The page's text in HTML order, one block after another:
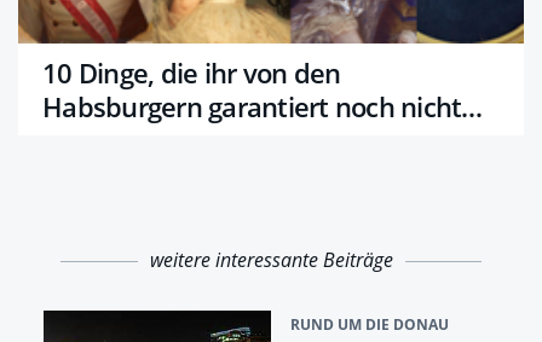
10 Dinge, die ihr von den
Habsburgern garantiert noch nicht
weitere interessante Beiträge
RUND UM DIE DONAU